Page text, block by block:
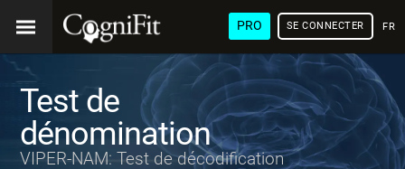
PRO SE CONNECTER
Test de
dénomination
VIPER-NAM: Test de décodification